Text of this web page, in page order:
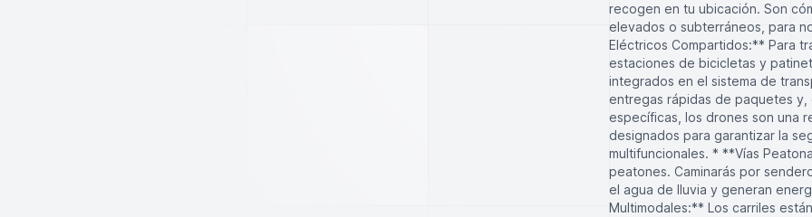
recogen en tu ubicación. Son
elevados o subterráneos, para
Eléctricos Compartidos:** Para
estaciones de bicicletas y
integrados en el sistema de
entregas rápidas de paquetes
específicas, los drones son una
designados para garantizar la
multifuncionales. * **Vías
peatones. Caminarás por
el agua de lluvia y generan
Multimodales:** Los carriles